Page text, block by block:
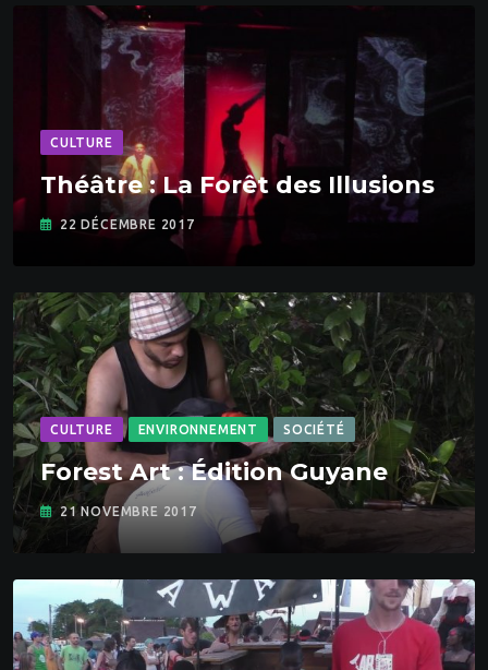
CULTURE
Théâtre : La Forêt des Illusions
22 DÉCEMBRE 2017
CULTURE ENVIRONNEMENT SOCIÉTÉ
Forest Art : Édition Guyane
21 NOVEMBRE 2017